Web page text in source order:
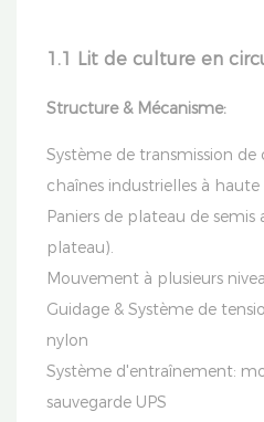
1.1 Lit de culture en
Structure & Mécanisme:
Système de transmission
chaînes industrielles à haute
Paniers de plateau de
plateau).
Mouvement à plusieurs
Guidage & Système de
nylon
Système d'entraînement:
sauvegarde UPS